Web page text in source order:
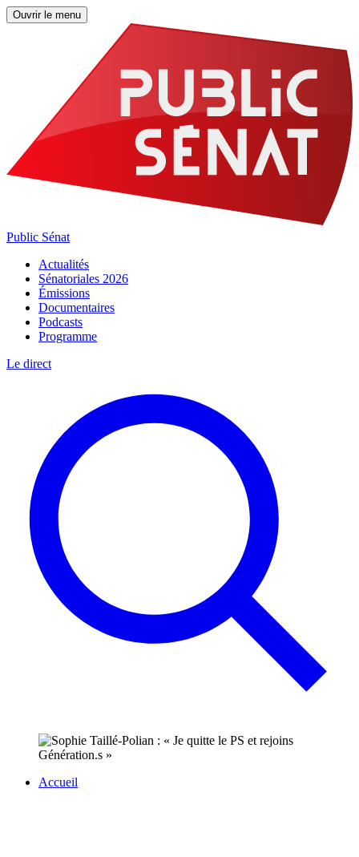
Ouvrir le menu
Public Sénat
Actualités
Sénatoriales 2026
Émissions
Documentaires
Podcasts
Programme
Le direct
Accueil